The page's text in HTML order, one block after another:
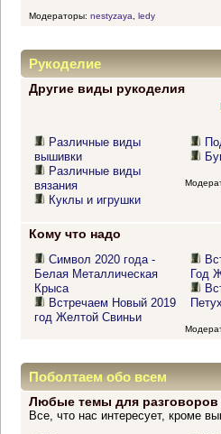
Модераторы: nestyzaya ledy
Рукоделие
Другие виды рукоделия
Различные виды
вышивки
Различные виды
вязания
Куклы и игрушки
Кому что надо
Символ 2020 года -
Белая Металлическая
Крыса
Встречаем Новый 2019
год Желтой Свиньи
Год
Поболтаем обо всем
Любые темы для разговоров
Все, что нас интересует, кроме